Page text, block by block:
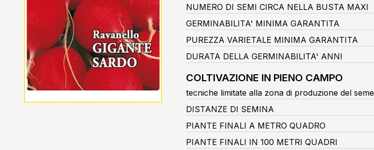
NUMERO DI SEMI CIRCA NELLA BUSTA MAXI
GERMINABILITA' MINIMA GARANTITA
PUREZZA VARIETALE MINIMA GARANTITA
DURATA DELLA GERMINABILITA' ANNI
COLTIVAZIONE IN PIENO CAMPO
tecniche limitate alla zona di produzione del seme
DISTANZE DI SEMINA
PIANTE FINALI A METRO QUADRO
PIANTE FINALI IN 100 METRI QUADRI